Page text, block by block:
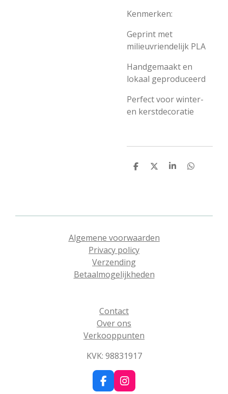
Kenmerken:
Geprint met
milieuvriendelijk PLA
Handgemaakt en
lokaal geproduceerd
Perfect voor winter-
en kerstdecoratie
D
D
S
D
Algemene voorwaarden
Privacy policy
Verzending
Betaalmogelijkheden
Contact
Over ons
Verkooppunten
KVK: 98831917
F
I